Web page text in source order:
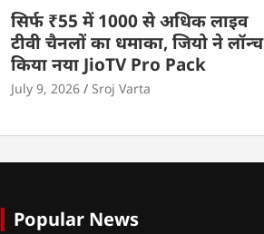
सिर्फ ₹55 में 1000 से अधिक लाइव
टीवी चैनलों का धमाका, जियो ने लॉन्च
किया नया JioTV Pro Pack
July 9, 2026 Sroj Varta
Popular News